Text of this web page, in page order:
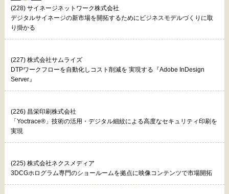
(228) サイネージネットワーク株式会社
デジタルサイネージの新市場を開拓するためにビジネスモデルづくりに取
り掛かる
(227) 株式会社サムライズ
DTPワークフローを自動化しコスト削減を 実現する『Adobe InDesign
Server』
(226) 昌栄印刷株式会社
「Yoctrace®」技術の活用・デジタル細紋による高度なセキュリティ印刷を
実現
(225) 株式会社ネクスメディア
3DCGホログラム専門のショールームを拠点に映像コンテンツで市場開拓